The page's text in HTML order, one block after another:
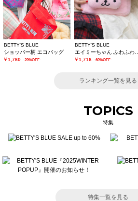
BETTY'S BLUE
ショッパー柄 エコバッグ
￥1,760 -20%OFF-
BETTY'S BLUE
￥1,716 -60%OFF-
ランキング一覧を見る
TOPICS
特集
特集一覧を見る